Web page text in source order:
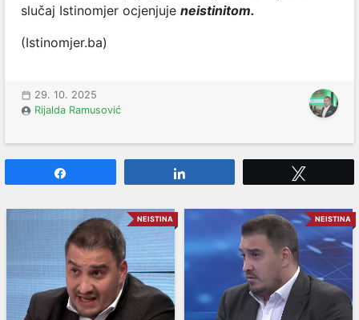
slučaj Istinomjer ocjenjuje neistinitom.
(Istinomjer.ba)
29. 10. 2025
Rijalda Ramusović
NEISTINA NEISTINA